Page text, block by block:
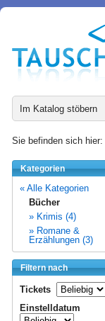
Im Katalog stöbern
Sie befinden sich hier:
Kategorien
« Alle Kategorien
Bücher
» Krimis (4)
» Romane &
Erzählungen (3)
Filtern nach
Tickets
Einstelldatum